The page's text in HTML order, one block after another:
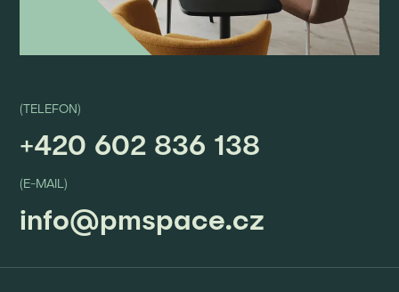
(TELEFON)
+420 602 836 138
(E-MAIL)
info@pmspace.cz